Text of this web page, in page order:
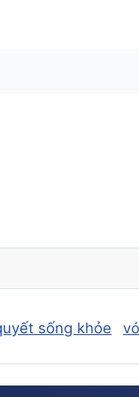
sống khỏe